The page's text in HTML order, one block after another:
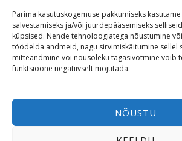
Parima kasutuskogemuse pakkumiseks
salvestamiseks ja/või juurdepääsemiseks
küpsised. Nende tehnoloogiatega nõustumine
töödelda andmeid, nagu sirvimiskäitumine sellel
mitteandmine või nõusoleku tagasivõtmine võib
funktsioone negatiivselt mõjutada.
NÕUSTU
Helista
+372 533 400 57
Reg nr. 12784202